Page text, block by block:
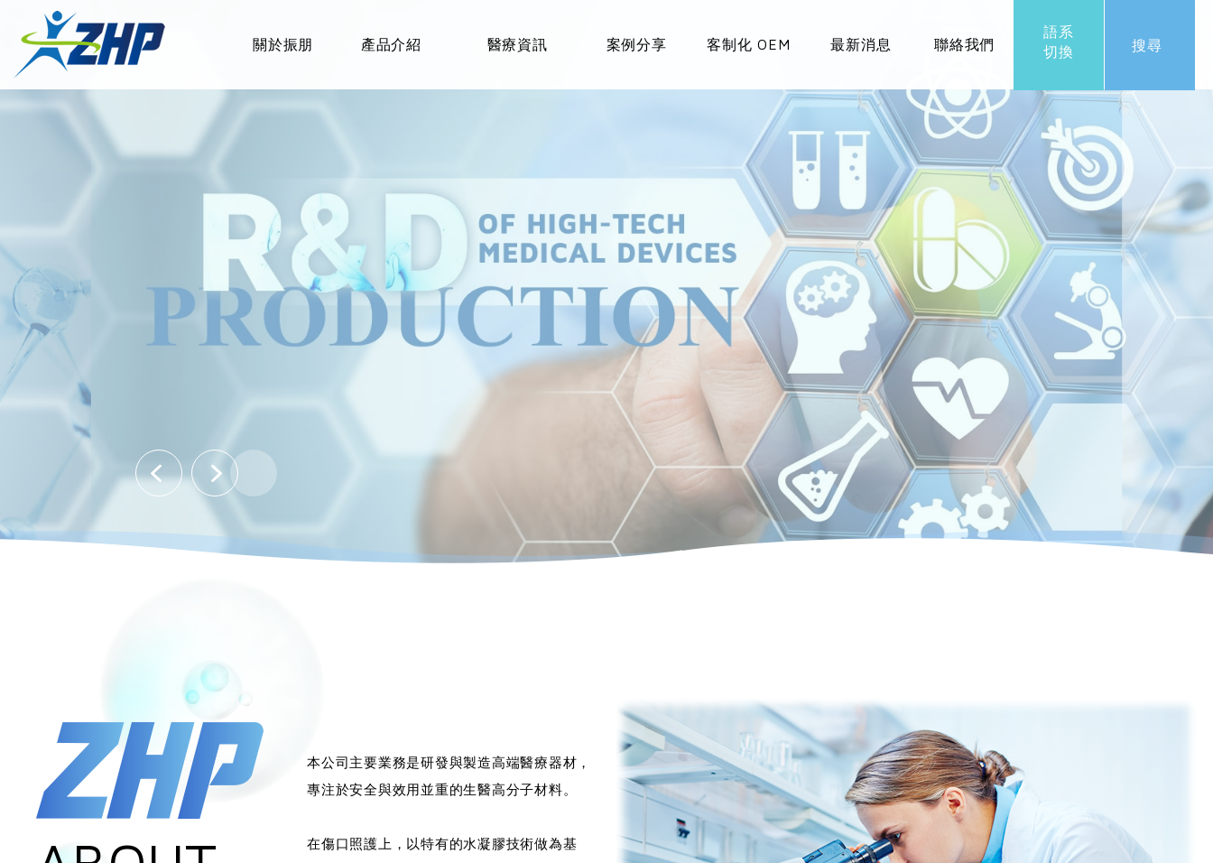
語系
切換
搜尋
關於振朋 產品介紹 醫療資訊 案例分享 客制化 OEM 最新消息 聯絡我們
本公司主要業務是研發與製造高端醫療器材，
專注於安全與效用並重的生醫高分子材料。
在傷口照護上，以特有的水凝膠技術做為基